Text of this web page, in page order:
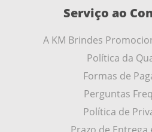
Serviço ao
A KM Brindes
Política da
Formas de
Perguntas
Política de